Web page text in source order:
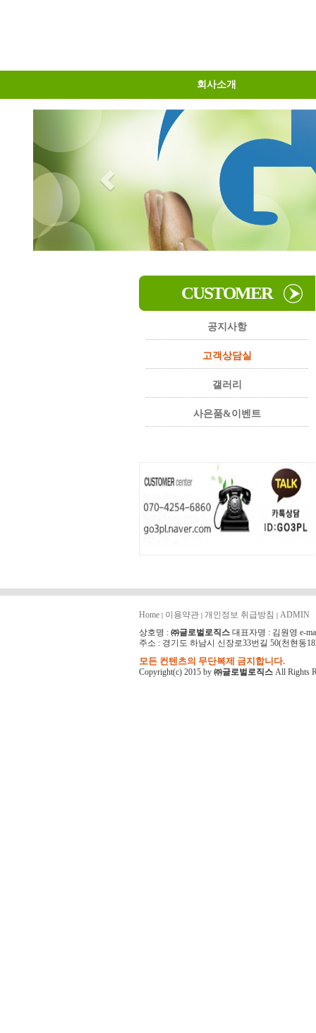
회사소개
인사말
물류센터소개
오시는길
CUSTOMER
공지사항
고객상담실
갤러리
사은품&이벤트
Home| 이용약관| 개인정보 취급방침 | ADMIN
상호명 : ㈜글로벌로직스 대표자명 : 김원영 e-
주소 : 경기도 하남시 신장로33번길 50(천현동
모든 컨텐츠의 무단복제 금지합니다.
Copyright(c) 2015 by ㈜글로벌로직스All Rights